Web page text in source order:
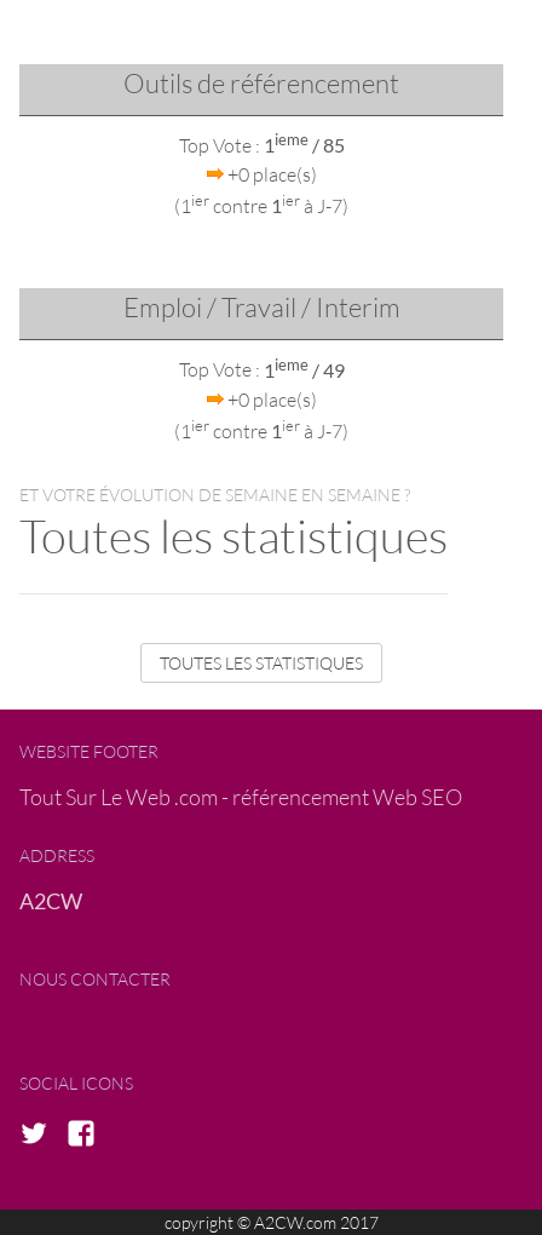
Outils de référencement
Top Vote : 1ieme/ 85
+0 place(s)
(1 iercontre 1ier à J-7)
Emploi / Travail / Interim
Top Vote : 1ieme/ 49
+0 place(s)
(1 iercontre 1ier à J-7)
ET VOTRE ÉVOLUTION DE SEMAINE EN SEMAINE ?
Toutes les statistiques
TOUTES LES STATISTIQUES
WEBSITE FOOTER
Tout Sur Le Web .com - référencement Web SEO
ADDRESS
A2CW
NOUS CONTACTER
SOCIAL ICONS
copyright©A2CW.com 2017